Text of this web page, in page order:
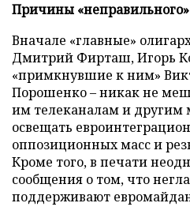
Причины
Вначале «главные»
Дмитрий Фирташ, Игорь
«примкнувшие к ним»
Порошенко–никак не
им телеканалам и другим
освещать
оппозиционных масс и
Кроме того, в печати
сообщения о том, что
поддерживают